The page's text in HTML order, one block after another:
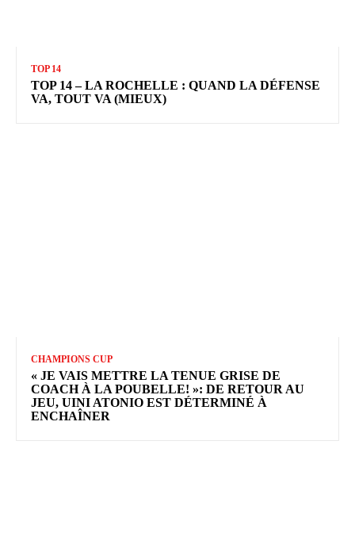
TOP 14
TOP 14 – LA ROCHELLE : QUAND LA DÉFENSE
VA, TOUT VA (MIEUX)
CHAMPIONS CUP
« JE VAIS METTRE LA TENUE GRISE DE
COACH À LA POUBELLE! »: DE RETOUR AU
JEU, UINI ATONIO EST DÉTERMINÉ À
ENCHAÎNER